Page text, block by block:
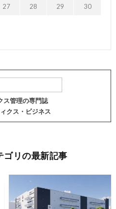
27 28 29 30
ス管理の専門誌
クス・ビジネス
ゴリの最新記事